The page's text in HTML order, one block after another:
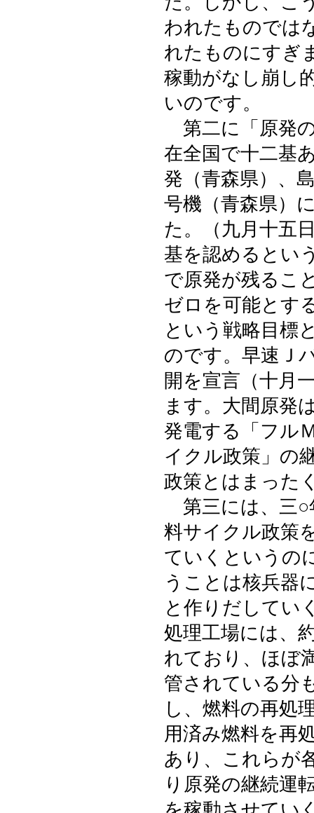
われたものでは
れたものにすぎ
稼動がなし崩し
いのです。
第二に「原発
在全国で十二基
発（青森県）、
号機（青森県）
た。（九月十五
基を認めるとい
で原発が残るこ
ゼロを可能とす
という戦略目標
のです。早速Ｊ
開を宣言（十月
ます。大間原発
発電する「フル
イクル政策」の
政策とはまった
第三には、三○
料サイクル政策
ていくというの
うことは核兵器
と作りだしてい
処理工場には、
れており、ほぼ
管されている分
し、燃料の再処
用済み燃料を再
あり、これらが
り原発の継続運